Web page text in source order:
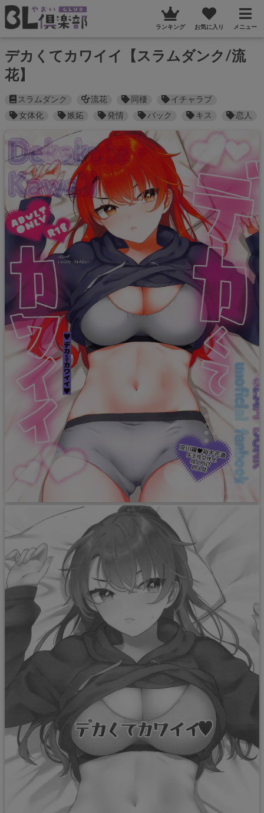
ランキング お気に入り メニュー
デカくてカワイイ【スラムダンク/流
花】
スラムダンク 流花 同棲
イチャラブ
女体化
嫉妬 発情 バック キス 恋人